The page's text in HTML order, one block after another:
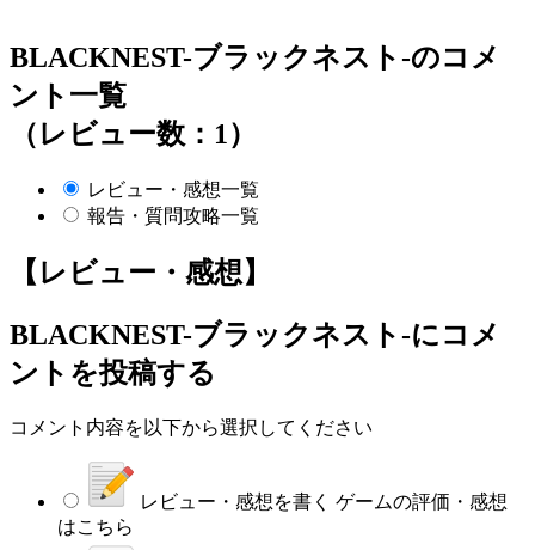
BLACKNEST-ブラックネスト-のコメ
ント一覧
（レビュー数：1）
レビュー・感想一覧
報告・質問攻略一覧
【レビュー・感想】
BLACKNEST-ブラックネスト-にコメ
ントを投稿する
コメント内容を以下から選択してください
レビュー・感想を書く ゲームの評価・感想
はこちら